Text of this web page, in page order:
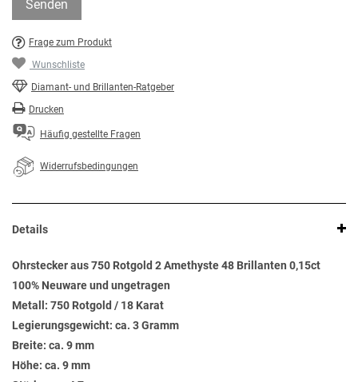
Senden
Frage zum Produkt
Wunschliste
Diamant- und Brillanten-Ratgeber
Drucken
Häufig gestellte Fragen
Widerrufsbedingungen
Details
Ohrstecker aus 750 Rotgold 2 Amethyste 48 Brillanten 0,15ct
100% Neuware und ungetragen
Metall: 750 Rotgold / 18 Karat
Legierungsgewicht: ca. 3 Gramm
Breite: ca. 9 mm
Höhe: ca. 9 mm